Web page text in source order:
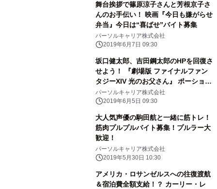
舞台挨拶で篠原涼子さんと芳根京子さ
んのお手伝い！ 映画『今日も嫌がらせ
弁当』今日は“喜ばせ”バイト募集
パーソルキャリア株式会社
2019年6月7日 09:30
坂口健太郎、吉田鋼太郎のHPを回復さ
せよう！ 『劇場版 ファイナルファン
タジーXIV 光のお父さん』 ポーション
お届けバイト募集！
パーソルキャリア株式会社
2019年6月5日 09:30
大人気声優の駒田航と一緒に筋トレ！
筋肉プルプルバイト募集！プルラー大
歓迎！
パーソルキャリア株式会社
2019年5月30日 10:30
アメリカ・ロサンゼルスへの往復渡航
＆宿泊費全額支給！？ カーリー・レ